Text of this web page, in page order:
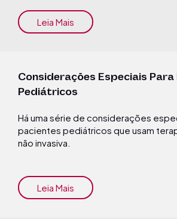
Leia Mais
Considerações Especiais Para
Pediátricos
Há uma série de considerações
pacientes pediátricos que usam
não invasiva.
Leia Mais